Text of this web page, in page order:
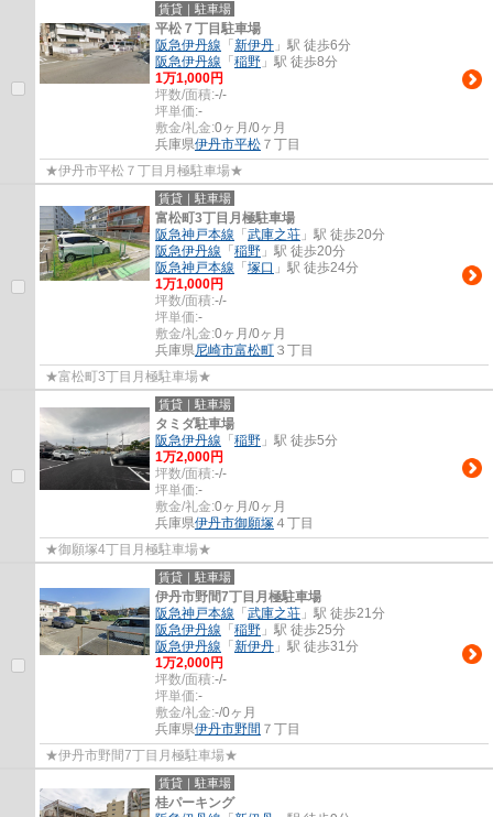
賃貸｜駐車場
平松７丁目駐車場
阪急伊丹線 「 新伊丹 」駅 徒歩6分
阪急伊丹線 「 稲野 」駅 徒歩8分
1万1,000円
坪数/面積:-/-
坪単価:-
敷金/礼金:0ヶ月/0ヶ月
兵庫県伊丹市平松 ７丁目
★伊丹市平松７丁目月極駐車場★
賃貸｜駐車場
富松町3丁目月極駐車場
阪急神戸本線 「 武庫之荘 」駅 徒歩20分
阪急伊丹線 「 稲野 」駅 徒歩20分
阪急神戸本線 「 塚口 」駅 徒歩24分
1万1,000円
坪数/面積:-/-
坪単価:-
敷金/礼金:0ヶ月/0ヶ月
兵庫県尼崎市富松町 ３丁目
★富松町3丁目月極駐車場★
賃貸｜駐車場
タミダ駐車場
阪急伊丹線 「 稲野 」駅 徒歩5分
1万2,000円
坪数/面積:-/-
坪単価:-
敷金/礼金:0ヶ月/0ヶ月
兵庫県伊丹市御願塚 ４丁目
★御願塚4丁目月極駐車場★
賃貸｜駐車場
伊丹市野間7丁目月極駐車場
阪急神戸本線 「 武庫之荘 」駅 徒歩21分
阪急伊丹線 「 稲野 」駅 徒歩25分
阪急伊丹線 「 新伊丹 」駅 徒歩31分
1万2,000円
坪数/面積:-/-
坪単価:-
敷金/礼金:-/0ヶ月
兵庫県伊丹市野間 ７丁目
★伊丹市野間7丁目月極駐車場★
賃貸｜駐車場
桂パーキング